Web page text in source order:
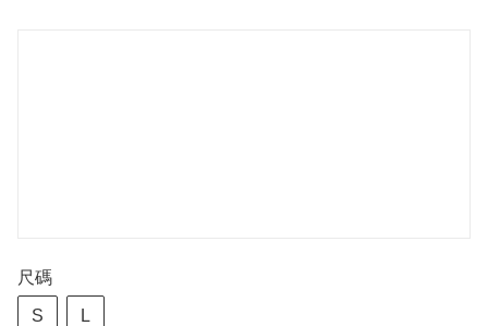
尺碼
S L